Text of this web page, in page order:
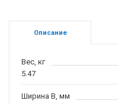
Описание
Вес, кг
5.47
Ширина B, мм